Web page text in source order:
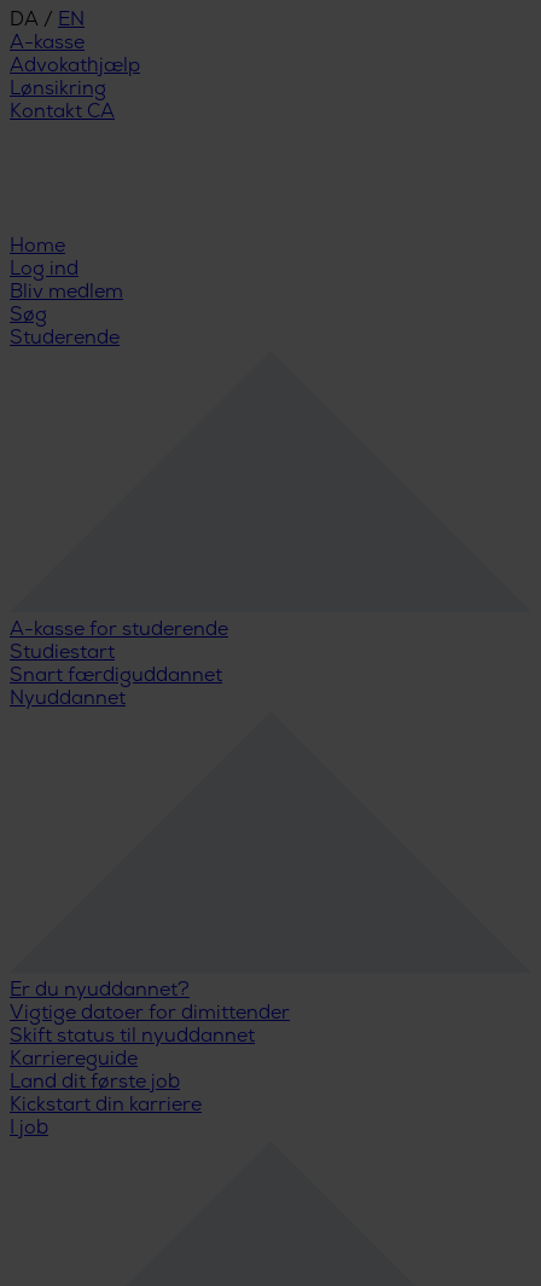
DA / EN
A-kasse
Advokathjælp
Lønsikring
Kontakt CA
Home
Log ind
Bliv medlem
Søg
Studerende
A-kasse for studerende
Studiestart
Snart færdiguddannet
Nyuddannet
Er du nyuddannet?
Vigtige datoer for dimittender
Skift status til nyuddannet
Karriereguide
Land dit første job
Kickstart din karriere
I job